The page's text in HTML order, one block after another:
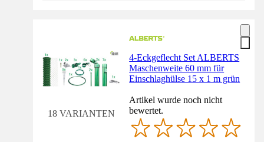
18 VARIANTEN
4-Eckgeflecht Set ALBERTS
Maschenweite 60 mm für
Einschlaghülse 15 x 1 m grün
Artikel wurde noch nicht
bewertet.